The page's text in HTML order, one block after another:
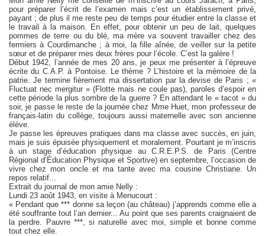
pour préparer l’écrit de l’examen mais c’est un établissement privé,
payant ; de plus il me reste peu de temps pour étudier entre la classe et
le travail à la maison. En effet, pour obtenir un peu de lait, quelques
pommes de terre ou du blé, ma mère va souvent travailler chez des
fermiers à Courdimanche ; à moi, la fille aînée, de veiller sur la petite
sœur et de préparer mes deux frères pour l’école. C’est la galère !
Début 1942, l’année de mes 20 ans, je peux me présenter à l’épreuve
écrite du C.A.P. à Pontoise. Le thème ? L’histoire et la mémoire de la
patrie. Je termine fièrement ma dissertation par la devise de Paris ; «
Fluctuat nec mergitur » (Flotte mais ne coule pas), paroles d’espoir en
cette période la plus sombre de la guerre ? En attendant le « tacot » du
soir, je passe le reste de la journée chez Mme Huet, mon professeur de
français-latin du collège, toujours aussi maternelle avec son ancienne
élève.
Je passe les épreuves pratiques dans ma classe avec succès, en juin,
mais je suis épuisée physiquement et moralement. Pourtant je m’inscris
à un stage d’éducation physique au C.R.E.P.S. de Paris (Centre
Régional d’Éducation Physique et Sportive) en septembre, l’occasion de
vivre chez mon oncle et ma tante avec ma cousine Christiane. Un
repos relatif...
Extrait du journal de mon amie Nelly :
Lundi 23 août 1943, en visite à Menucourt :
« Pendant que *** donne sa leçon (au château) j’apprends comme elle a
été souffrante tout l’an dernier... Au point que ses parents craignaient de
la perdre. Pauvre ***, si naturelle avec moi, simple et bonne comme
tout chez elle.